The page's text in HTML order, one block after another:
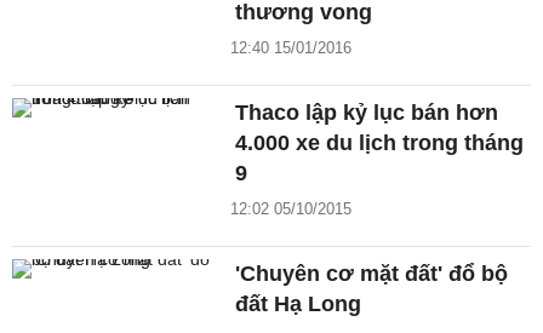
thương vong
12:40 15/01/2016
Thaco lập kỷ lục bán hơn
4.000 xe du lịch trong tháng
9
12:02 05/10/2015
'Chuyên cơ mặt đất' đổ bộ
đất Hạ Long